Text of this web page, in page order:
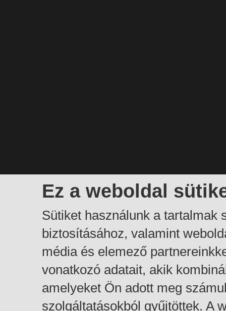
Ez a weboldal
Sütiket használunk a tartalmak
biztosításához, valamint
média és elemező
vonatkozó adatait, akik
amelyeket Ön adott meg
szolgáltatásokból gyűjtöttek. A